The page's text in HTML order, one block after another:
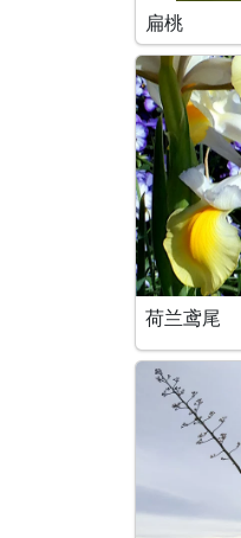
扁桃
荷兰鸢尾